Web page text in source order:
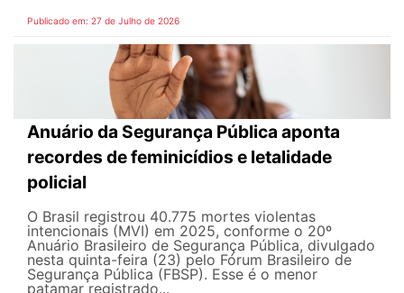
Publicado em: 27 de Julho de 2026
Anuário da Segurança Pública aponta
recordes de feminicídios e letalidade
policial
O Brasil registrou 40.775 mortes violentas
intencionais (MVI) em 2025, conforme o 20º
Anuário Brasileiro de Segurança Pública, divulgado
nesta quinta-feira (23) pelo Fórum Brasileiro de
Segurança Pública (FBSP). Esse é o menor
patamar registrado...